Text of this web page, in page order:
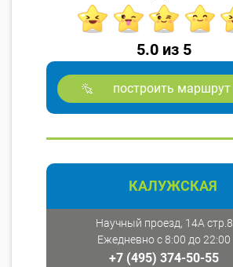
5.0 из 5
построить маршрут
КАЛУЖСКАЯ
Научный проезд, 14А стр.8
Ежедневно с 8:00 до 22:00
+7 (495) 374-50-55